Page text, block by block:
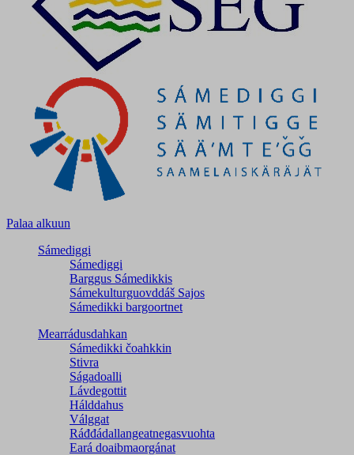
Palaa alkuun
Sámediggi
Sámediggi
Barggus Sámedikkis
Sámekulturguovddáš Sajos
Sámedikki bargoortnet
Mearrádusdahkan
Sámedikki čoahkkin
Stivra
Ságadoalli
Lávdegottit
Hálddahus
Válggat
Ráđđádallangeatnegas­vuohta
Eará doaibmaorgánat